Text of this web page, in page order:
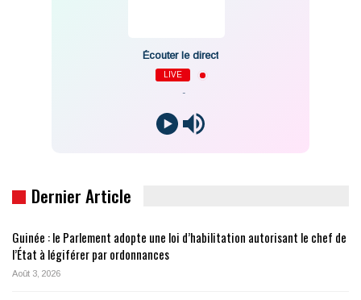
Écouter le direct
LIVE
Dernier Article
Guinée : le Parlement adopte une loi d’habilitation autorisant le chef de
l’État à légiférer par ordonnances
Août 3, 2026